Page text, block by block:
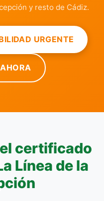
y resto de Cádiz.
URGENTE
certificado
Línea de la